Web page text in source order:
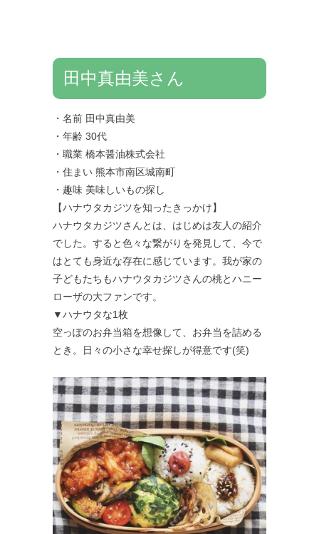
田中真由美さん
・名前 田中真由美
・年齢 30代
・職業 橋本醤油株式会社
・住まい 熊本市南区城南町
・趣味 美味しいもの探し
【ハナウタカジツを知ったきっかけ】
ハナウタカジツさんとは、はじめは友人の紹介
でした。すると色々な繋がりを発見して、今で
はとても身近な存在に感じています。我が家の
子どもたちもハナウタカジツさんの桃とハニー
ローザの大ファンです。
▼ハナウタな1枚
空っぽのお弁当箱を想像して、お弁当を詰める
とき。日々の小さな幸せ探しが得意です(笑)